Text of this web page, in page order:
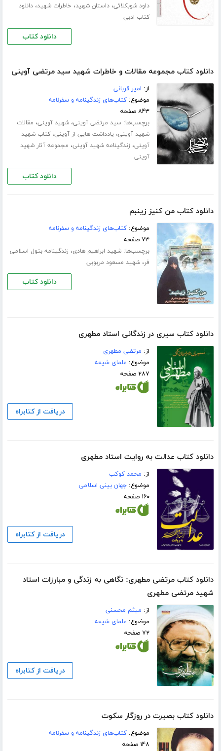
داود شوبکلائی،داستان شهید، خاطرات شهید،دانلود
کتاب ادبی
دانلود کتاب
دانلود کتاب مجموعه مقالات و خاطرات شهید سید مرتضی آوینی
از: امیر قربانی
موضوع:کتاب‌های زندگینامه و سفرنامه
۸۴۳ صفحه
برچسب‌ها: سید مرتضی آوینی،شهید آوینی، مقالات
شهید آوینی، یادداشت هایی از آوینی،کتاب شهید
آوینی، زندگینامه شهید آوینی، مجموعه‌ آثار شهید
آوینی
دانلود کتاب
دانلود کتاب من کنیز زینبم
موضوع:کتاب‌های زندگینامه و سفرنامه
۷۳ صفحه
برچسب‌ها:شهید ابراهیم هادی، زندگینامه بتول اسلامی
فر،شهید مسعود مربوبی
دانلود کتاب
دانلود کتاب سیری در زندگانی استاد مطهری
از: مرتضی مطهری
موضوع: علمای شیعه
۲۸۷ صفحه
دریافت از کتابراه
دانلود کتاب عدالت به روایت استاد مطهری
از: محمد کوکب
موضوع:جهان بینی اسلامی
۱۶۰ صفحه
دریافت از کتابراه
دانلود کتاب مرتضی مطهری: نگاهی به زندگی و مبارزات استاد
شهید مرتضی مطهری
از: میثم محسنی
موضوع: علمای شیعه
۷۲ صفحه
دریافت از کتابراه
دانلود کتاب بصیرت در روزگار سکوت
موضوع:کتاب‌های زندگینامه و سفرنامه
۱۴۸ صفحه